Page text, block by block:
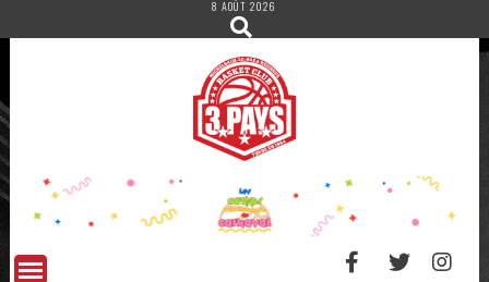
to
8 AOÛT 2026